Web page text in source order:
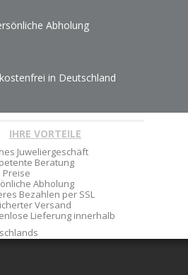
Abholung
in Deutschland
IHRE VORTEILE
Juweliergeschäft
Beratung
Abholung
Bezahlen per SSL
Versand
Lieferung innerhalb